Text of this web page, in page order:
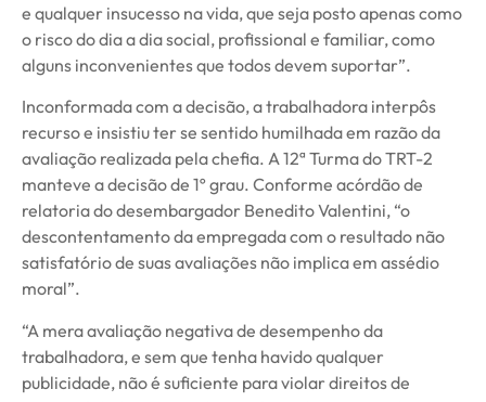
e qualquer insucesso na vida, que seja posto apenas como
o risco do dia a dia social, profissional e familiar, como
alguns inconvenientes que todos devem suportar”.
Inconformada com a decisão, a trabalhadora interpôs
recurso e insistiu ter se sentido humilhada em razão da
avaliação realizada pela chefia. A 12ª Turma do TRT-2
manteve a decisão de 1º grau. Conforme acórdão de
relatoria do desembargador Benedito Valentini, “o
descontentamento da empregada com o resultado não
satisfatório de suas avaliações não implica em assédio
moral”.
“A mera avaliação negativa de desempenho da
trabalhadora, e sem que tenha havido qualquer
publicidade, não é suficiente para violar direitos de